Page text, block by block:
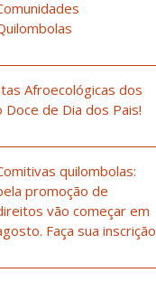
Afroecológicas dos
de Dia dos Pais!
quilombolas:
promoção de
vão começar em
Faça sua inscrição